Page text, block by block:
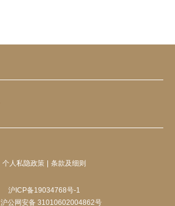
个人私隐政策 条款及细则
沪ICP备19034768号-1
沪公网安备 31010602004862号